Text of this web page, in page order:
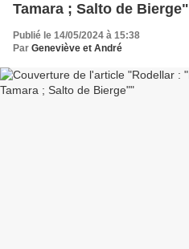
Tamara ; Salto de Bierge"
Publié le 14/05/2024 à 15:38
Par Geneviève et André